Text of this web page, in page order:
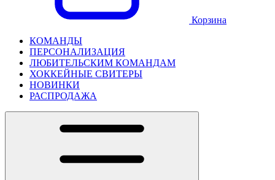
Корзина
КОМАНДЫ
ПЕРСОНАЛИЗАЦИЯ
ЛЮБИТЕЛЬСКИМ КОМАНДАМ
ХОККЕЙНЫЕ СВИТЕРЫ
НОВИНКИ
РАСПРОДАЖА